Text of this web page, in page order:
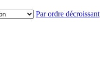
Par ordre décroissant